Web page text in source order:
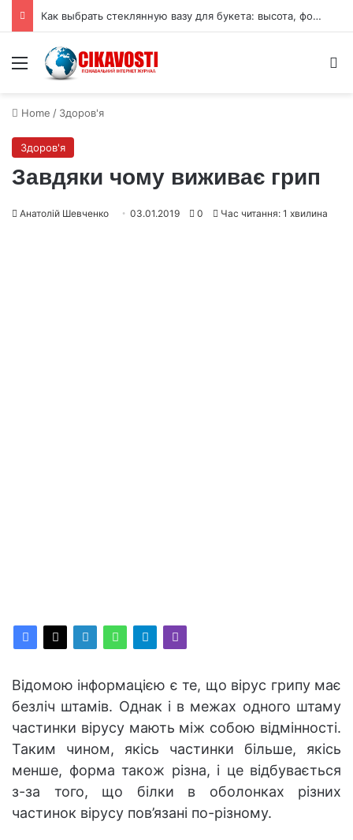
Как выбрать стеклянную вазу для букета: высота, форма и размер горлышка
Menu
Home / Здоров'я
Здоров'я
Завдяки чому виживає грип
Анатолій Шевченко 03.01.2019 0 Час читання: 1 хвилина
Відомою інформацією є те, що вірус грипу має
безліч штамів. Однак і в межах одного штаму
частинки вірусу мають між собою відмінності.
Таким чином, якісь частинки більше, якісь
менше, форма також різна, і це відбувається
з-за того, що білки в оболонках різних
частинок вірусу пов’язані по-різному.